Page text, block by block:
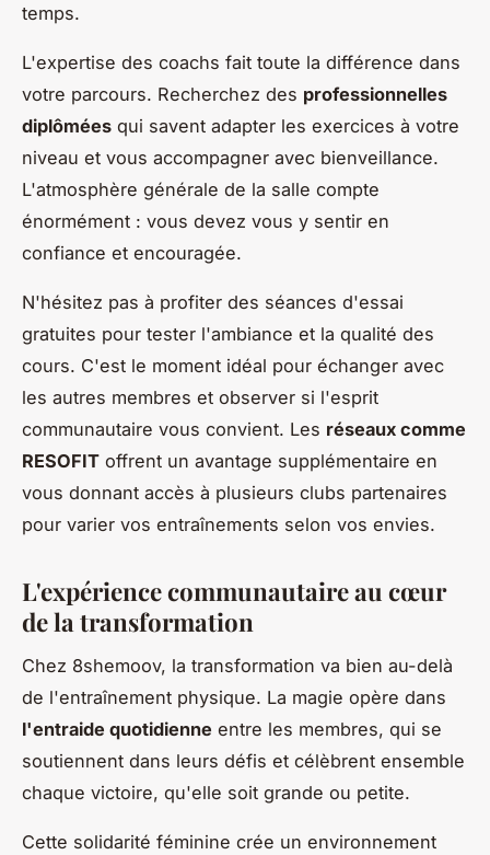
temps.
L'expertise des coachs fait toute la différence dans
votre parcours. Recherchez des professionnelles
diplômées qui savent adapter les exercices à votre
niveau et vous accompagner avec bienveillance.
L'atmosphère générale de la salle compte
énormément : vous devez vous y sentir en
confiance et encouragée.
N'hésitez pas à profiter des séances d'essai
gratuites pour tester l'ambiance et la qualité des
cours. C'est le moment idéal pour échanger avec
les autres membres et observer si l'esprit
communautaire vous convient. Les réseaux comme
RESOFIT offrent un avantage supplémentaire en
vous donnant accès à plusieurs clubs partenaires
pour varier vos entraînements selon vos envies.
L'expérience communautaire au cœur
de la transformation
Chez 8shemoov, la transformation va bien au-delà
de l'entraînement physique. La magie opère dans
l'entraide quotidienne entre les membres, qui se
soutiennent dans leurs défis et célèbrent ensemble
chaque victoire, qu'elle soit grande ou petite.
Cette solidarité féminine crée un environnement